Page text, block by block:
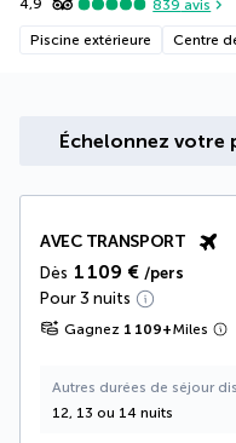
4,9 839 avis
Piscine extérieure Centre
Échelonnez votre
AVEC TRANSPORT
Dès 1 109 € /pers
Pour 3 nuits
Gagnez 1 109+Miles
Autres durées de séjour
12, 13 ou 14 nuits